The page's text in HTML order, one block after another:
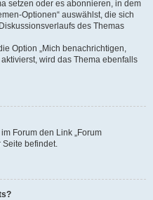
setzen oder es abonnieren, in dem
Optionen“ auswählst, die sich
des Themas
Option „Mich benachrichtigen,
wird das Thema ebenfalls
Forum den Link „Forum
Seite befindet.